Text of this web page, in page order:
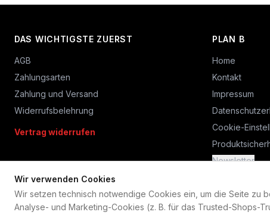
Wir verwenden Cookies
Wir setzen technisch notwendige Cookies ein, um die Seite zu
Analyse- und Marketing-Cookies (z. B. für das Trusted-Shops-
DAS WICHTIGSTE ZUERST
AGB
Zahlungsarten
Zahlung und Versand
Widerrufsbelehrung
Vertrag widerrufen
PLAN B
Home
Kontakt
Impressum
Cookie-
Newsletter